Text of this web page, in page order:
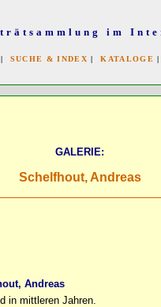
im
| SUCHE & INDEX |KATALOGE
GALERIE:
Schelfhout, Andreas
Andreas
in mittleren Jahren.